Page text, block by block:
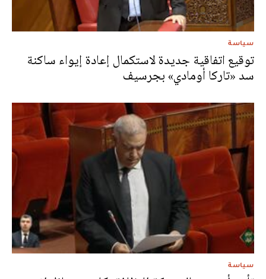
سياسة
توقيع اتفاقية جديدة لاستكمال إعادة إيواء ساكنة
سد «تاركا أومادي» بجرسيف
سياسة